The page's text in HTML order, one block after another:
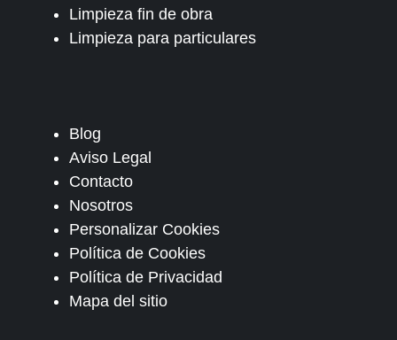
Limpieza fin de obra
Limpieza para particulares
Blog
Aviso Legal
Contacto
Nosotros
Personalizar Cookies
Política de Cookies
Política de Privacidad
Mapa del sitio